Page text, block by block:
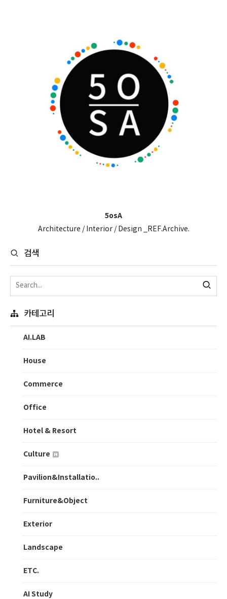
5osA
Architecture / Interior / Design _REF.Archive.
검색
카테고리
AI.LAB
House
Commerce
Office
Hotel & Resort
Culture
Pavilion&Installatio..
Furniture&Object
Exterior
Landscape
ETC.
AI Study